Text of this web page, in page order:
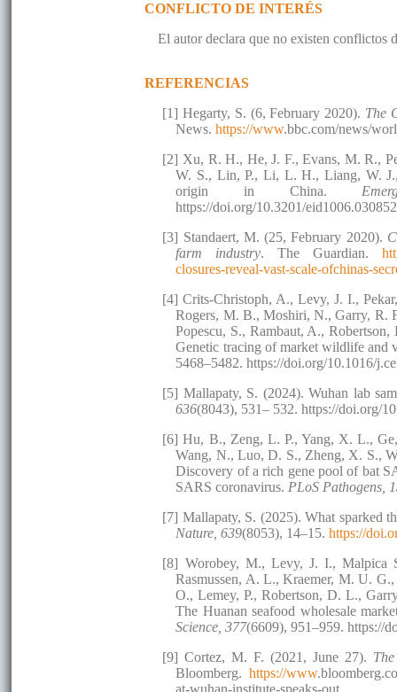
CONFLICTO DE INTERÉS
El autor declara que no existen conflictos
REFERENCIAS
[1] Hegarty, S. (6, February 2020). The
News.https://www.bbc.com/news/
[2] Xu, R. H., He, J. F., Evans, M. R.,
W. S., Lin, P., Li, L. H., Liang, W.
origin in China.
https://doi.org/10.3201/eid1006.030852
[3] Standaert, M. (25, February 2020).
farm industry. The Guardian.
closures-reveal-vast-scale-ofchinas-
[4] Crits-Christoph, A., Levy, J. I.,
Rogers, M. B., Moshiri, N., Garry, R.
Popescu, S., Rambaut, A.,
Genetic tracing of market wildlife and
5468–5482. https://doi.org/10.1016/
[5] Mallapaty, S. (2024). Wuhan lab
636(8043), 531– 532. https://doi.org/
[6] Hu, B., Zeng, L. P., Yang, X. L.,
Wang, N., Luo, D. S., Zheng, X. S.,
Discovery of a rich gene pool of bat
SARS coronavirus. PLoS Pathogens,
[7] Mallapaty, S. (2025). What sparked
Nature, 639(8053), 14–15.https://
[8] Worobey, M., Levy, J. I., Malpica
Rasmussen, A. L., Kraemer, M. U.
O., Lemey, P., Robertson, D. L.,
The Huanan seafood wholesale
Science, 377(6609), 951–959. https://
[9] Cortez, M. F. (2021, June 27).
Bloomberg.https://www